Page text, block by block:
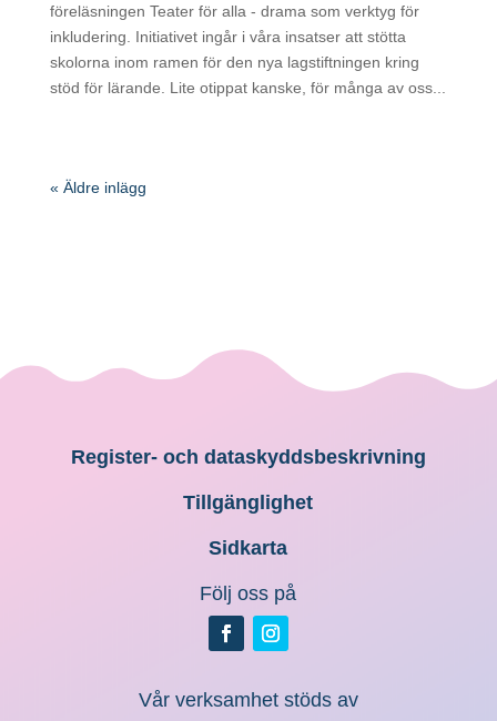
föreläsningen Teater för alla - drama som verktyg för
inkludering. Initiativet ingår i våra insatser att stötta
skolorna inom ramen för den nya lagstiftningen kring
stöd för lärande. Lite otippat kanske, för många av oss...
« Äldre inlägg
Register- och dataskyddsbeskrivning
Tillgänglighet
Sidkarta
Följ oss på
Vår verksamhet stöds av